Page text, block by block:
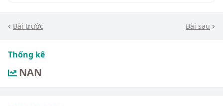
Bài trước Bài sau
Thống kê
NAN